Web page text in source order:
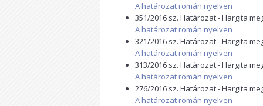
A határozat román nyelven
351/2016 sz. Határozat - Hargita
A határozat román nyelven
321/2016 sz. Határozat - Hargita
A határozat román nyelven
313/2016 sz. Határozat - Hargita
A határozat román nyelven
276/2016 sz. Határozat - Hargita
A határozat román nyelven